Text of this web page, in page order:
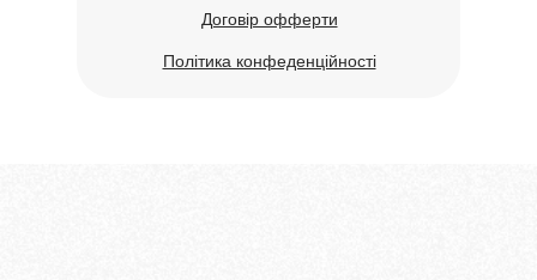
Договір офферти
Політика конфеденційності